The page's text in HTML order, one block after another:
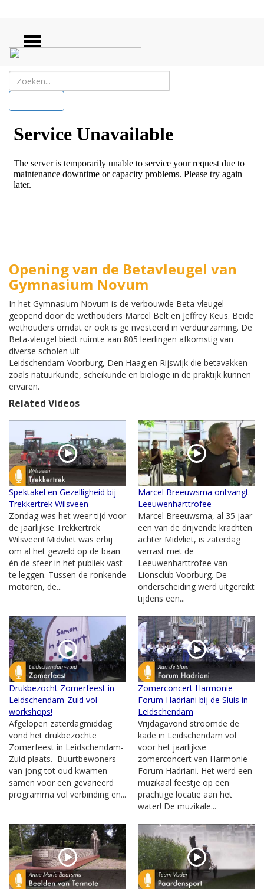
Opening van de Betavleugel van
Gymnasium Novum
In het Gymnasium Novum is de verbouwde Beta-vleugel
geopend door de wethouders Marcel Belt en Jeffrey Keus. Beide
wethouders omdat er ook is geïnvesteerd in verduurzaming. De
Beta-vleugel biedt ruimte aan 805 leerlingen afkomstig van
diverse scholen uit
Leidschendam-Voorburg, Den Haag en Rijswijk die betavakken
zoals natuurkunde, scheikunde en biologie in de praktijk kunnen
ervaren.
Related Videos
Spektakel en Gezelligheid bij
Trekkertrek Wilsveen
Zondag was het weer tijd voor
de jaarlijkse Trekkertrek
Wilsveen! Midvliet was erbij
om al het geweld op de baan
én de sfeer in het publiek vast
te leggen. Tussen de ronkende
motoren, de...
Marcel Breeuwsma ontvangt
Leeuwenharttrofee
Marcel Breeuwsma, al 35 jaar
een van de drijvende krachten
achter Midvliet, is zaterdag
verrast met de
Leeuwenharttrofee van
Lionsclub Voorburg. De
onderscheiding werd uitgereikt
tijdens een...
Drukbezocht Zomerfeest in
Leidschendam-Zuid vol
workshops!
Afgelopen zaterdagmiddag
vond het drukbezochte
Zomerfeest in Leidschendam-
Zuid plaats. Buurtbewoners
van jong tot oud kwamen
samen voor een gevarieerd
programma vol verbinding en...
Zomerconcert Harmonie
Forum Hadriani bij de Sluis in
Leidschendam
Vrijdagavond stroomde de
kade in Leidschendam vol
voor het jaarlijkse
zomerconcert van Harmonie
Forum Hadriani. Het werd een
muzikaal feestje op een
prachtige locatie aan het
water! De muzikale...